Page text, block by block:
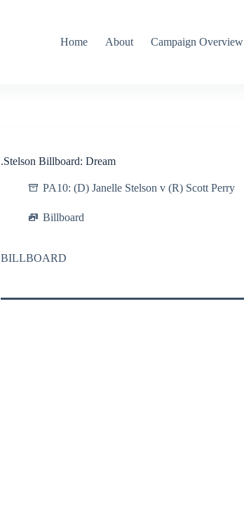
Home
About Campaign Overview
.Stelson Billboard: Dream
PA10: (D) Janelle Stelson v (R) Scott Perry
Billboard
BILLBOARD